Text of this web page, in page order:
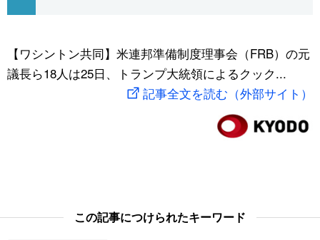
社会
文化
旅と暮らし
動画/Live
Images
暮らし
スポーツ・東京2020
【ワシントン共同】米連邦準備制度理事会（FRB）の元
議長ら18人は25日、トランプ大統領によるクック...
記事全文を読む（外部サイト）
この記事につけられたキーワード